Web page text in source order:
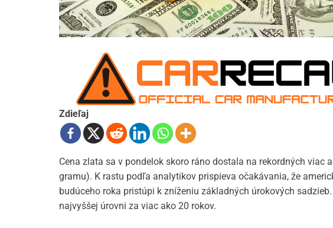
Zdieľaj
Cena zlata sa v pondelok skoro ráno dostala na rekordných viac
gramu). K rastu podľa analytikov prispieva očakávania, že
budúceho roka pristúpi k zníženiu základných úrokových
najvyššej úrovni za viac ako 20 rokov.